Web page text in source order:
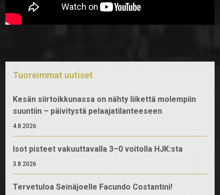
Tuoreimmat uutiset
Kesän siirtoikkunassa on nähty liikettä molempiin
suuntiin – päivitystä pelaajatilanteeseen
4.8.2026
Isot pisteet vakuuttavalla 3–0 voitolla HJK:sta
3.8.2026
Tervetuloa Seinäjoelle Facundo Costantini!